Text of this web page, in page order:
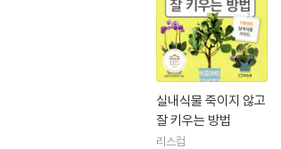
실내식물 죽이지 않고
잘 키우는 방법
리스컴